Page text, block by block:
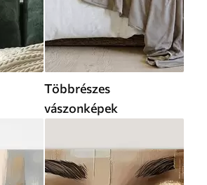
Többrészes
vászonképek